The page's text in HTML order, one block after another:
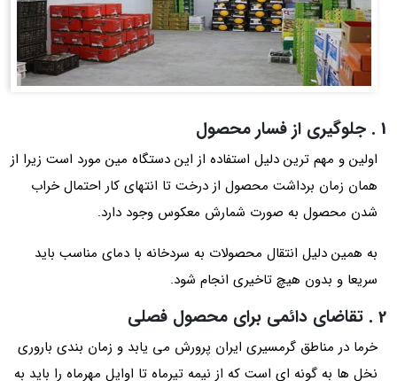
1 . جلوگیری از فسار محصول
اولین و مهم ترین دلیل استفاده از این دستگاه مین مورد است زیرا از
همان زمان برداشت محصول از درخت تا انتهای کار احتمال خراب
شدن محصول به صورت شمارش معکوس وجود دارد.
به همین دلیل انتقال محصولات به سردخانه با دمای مناسب باید
سریعا و بدون هیچ تاخیری انجام شود.
2 . تقاضای دائمی برای محصول فصلی
خرما در مناطق گرمسیری ایران پرورش می یابد و زمان بندی باروری
نخل ها به گونه ای است که از نیمه تیرماه تا اوایل مهرماه را باید به